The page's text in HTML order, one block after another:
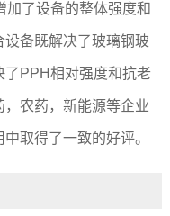
加了设备的整体强度和
备既解决了玻璃钢玻
了PPH相对强度和抗老
农药，新能源等企业
取得了一致的好评。